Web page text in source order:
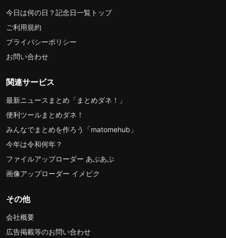
今日は何の日？記念日一覧トップ
ご利用規約
プライバシーポリシー
お問い合わせ
関連サービス
最新ニュースまとめ「まとめダネ！」
便利ツールまとめダネ！
みんなでまとめを作ろう「matomehub」
今年は令和何年？
ファイルアップローダー あぷあぷ
画像アップローダー イメピク
その他
会社概要
広告掲載等のお問い合わせ